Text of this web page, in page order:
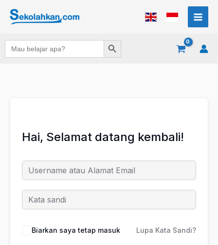
Search
for:
Search Button
Hai, Selamat datang kembali!
Biarkan saya tetap masuk Lupa Kata Sandi?